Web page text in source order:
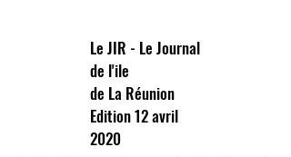
Le JIR - Le Journal
de l'ile
de La Réunion
Edition 12 avril
2020